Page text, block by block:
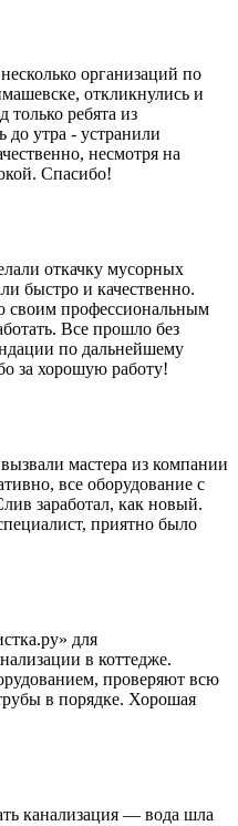
организаций по
откликнулись и
только ребята из
утра - устранили
несмотря на
Спасибо!
откачку мусорных
быстро и качественно.
своим профессиональным
Все прошло без
по дальнейшему
за хорошую работу!
мастера из компании
все оборудование с
заработал, как новый.
приятно было
для
в коттедже.
проверяют всю
в порядке. Хорошая
канализация — вода шла